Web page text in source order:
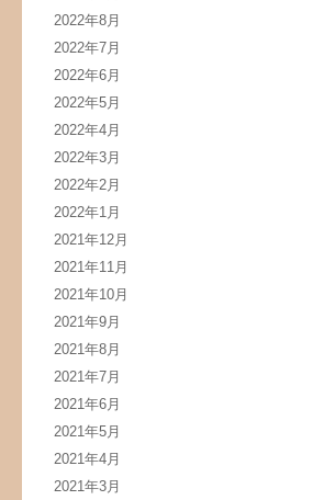
2022年8月
2022年7月
2022年6月
2022年5月
2022年4月
2022年3月
2022年2月
2022年1月
2021年12月
2021年11月
2021年10月
2021年9月
2021年8月
2021年7月
2021年6月
2021年5月
2021年4月
2021年3月